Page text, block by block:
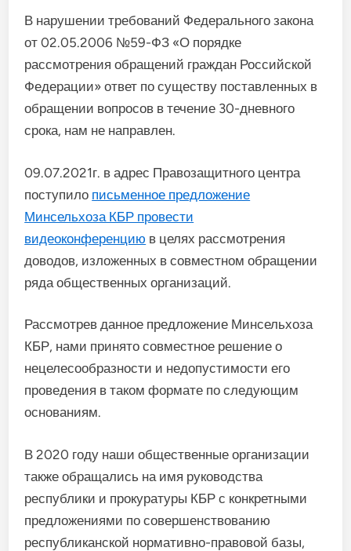
В нарушении требований Федерального закона
от 02.05.2006 №59-ФЗ «О порядке
рассмотрения обращений граждан Российской
Федерации» ответ по существу поставленных в
обращении вопросов в течение 30-дневного
срока, нам не направлен.
09.07.2021г. в адрес Правозащитного центра
поступило письменное предложение
Минсельхоза КБР провести
видеоконференцию в целях рассмотрения
доводов, изложенных в совместном обращении
ряда общественных организаций.
Рассмотрев данное предложение Минсельхоза
КБР, нами принято совместное решение о
нецелесообразности и недопустимости его
проведения в таком формате по следующим
основаниям.
В 2020 году наши общественные организации
также обращались на имя руководства
республики и прокуратуры КБР с конкретными
предложениями по совершенствованию
республиканской нормативно-­правовой базы,